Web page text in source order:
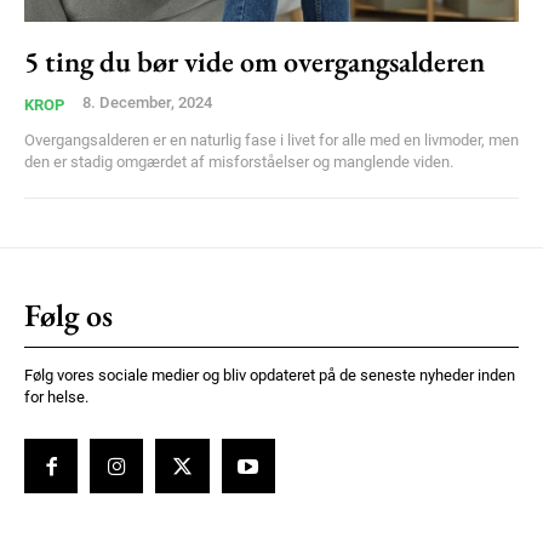
Member full access
100DKK
Donec quis est ac felis
Orci varius natoque dolor
YEARLY PRICING
5 ting du bør vide om overgangsalderen
KROP 8. December, 2024
Overgangsalderen er en naturlig fase i livet for alle med en livmoder, men
den er stadig omgærdet af misforståelser og manglende viden.
Følg os
Følg vores sociale medier og bliv opdateret på de seneste nyheder inden
for helse.